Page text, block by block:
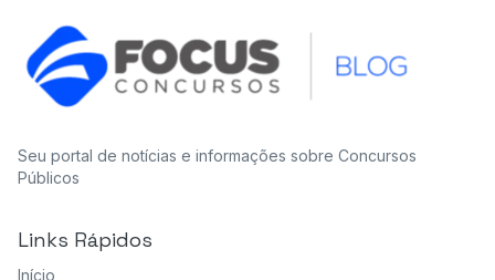
Seu portal de notícias e informações sobre Concursos
Públicos
Links Rápidos
Início